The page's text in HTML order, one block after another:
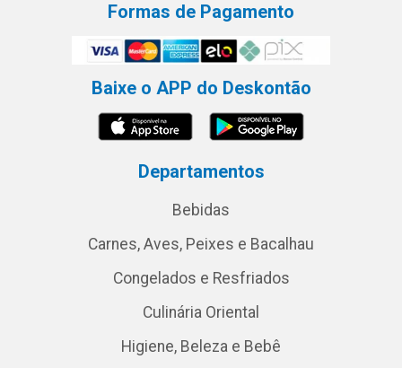
Formas de Pagamento
Baixe o APP do Deskontão
Departamentos
Bebidas
Carnes, Aves, Peixes e Bacalhau
Congelados e Resfriados
Culinária Oriental
Higiene, Beleza e Bebê